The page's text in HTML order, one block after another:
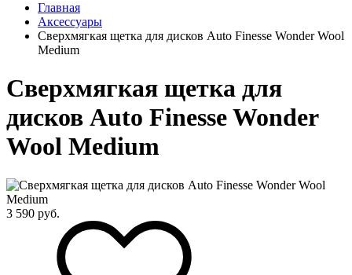
Главная
Аксессуары
Сверхмягкая щетка для дисков Auto Finesse Wonder Wool
Medium
Сверхмягкая щетка для
дисков Auto Finesse Wonder
Wool Medium
3 590 руб.